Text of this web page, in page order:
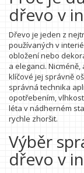
dřevo v
Dřevo je jeden z
používaných v
obložení nebo
a eleganci.
klíčové jej správně
správná technika
opotřebením,
léta v nádherném
rychle zhoršit.
Výběr
dřevo v